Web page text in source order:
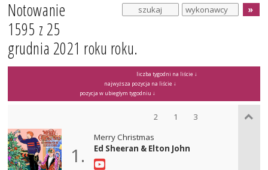
Notowanie
1595 z 25
grudnia 2021 roku roku.
liczba tygodni na liście ↓
najwyższa pozycja na liście ↓
pozycja w ubiegłym tygodniu ↓
2 1 3
1.
Merry Christmas
Ed Sheeran & Elton John